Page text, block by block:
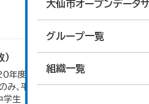
大仙市オープンデータ
グループ一覧
組織一覧
度から変更 乳幼児・小中高
み、平成20年度から令和元年
学生